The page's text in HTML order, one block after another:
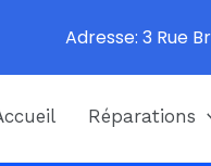
Réparations
Adresse: 3 Rue